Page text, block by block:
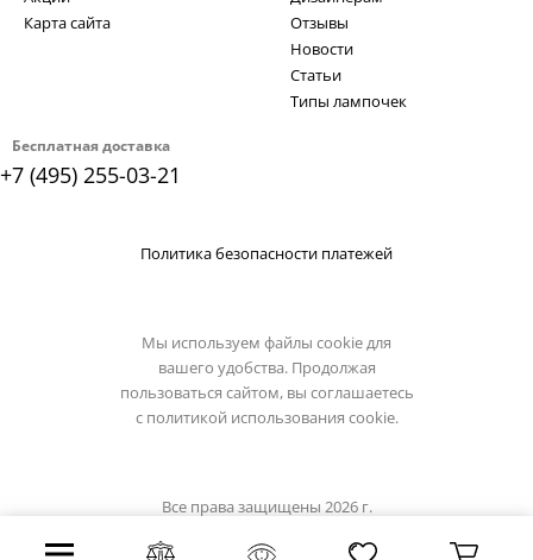
Бесплатная доставка
+7 (495) 255-03-21
Карта сайта
Отзывы
Новости
Статьи
Типы лампочек
Политика безопасности платежей
Мы используем файлы cookie для
вашего удобства. Продолжая
пользоваться сайтом, вы соглашаетесь
с политикой использования cookie.
Все права защищены 2026 г.